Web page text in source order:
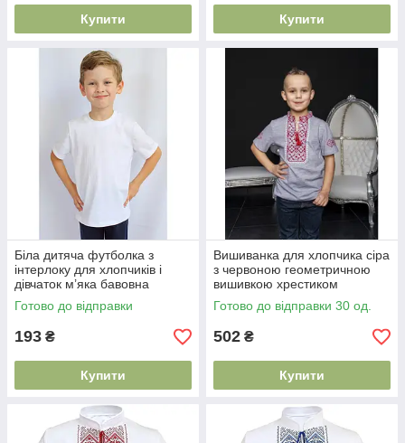
Купити Купити
Біла дитяча футболка з
інтерлоку для хлопчиків і
дівчаток м’яка бавовна
розміри 92-152
Готово до відправки
193 ₴
Купити
Вишиванка для хлопчика сіра
з червоною геометричною
вишивкою хрестиком
короткий рукав розміри 98–
152
Готово до відправки 30 од.
502 ₴
Купити